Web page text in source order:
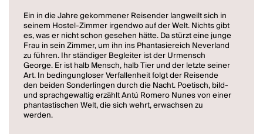
Ein in die Jahre gekommener Reisender langweilt sich in
seinem Hostel-Zimmer irgendwo auf der Welt. Nichts gibt
es, was er nicht schon gesehen hätte. Da stürzt eine junge
Frau in sein Zimmer, um ihn ins Phantasiereich Neverland
zu führen. Ihr ständiger Begleiter ist der Urmensch
George. Er ist halb Mensch, halb Tier und der letzte seiner
Art. In bedingungloser Verfallenheit folgt der Reisende
den beiden Sonderlingen durch die Nacht. Poetisch, bild-
und sprachgewaltig erzählt Antú Romero Nunes von einer
phantastischen Welt, die sich wehrt, erwachsen zu
werden.